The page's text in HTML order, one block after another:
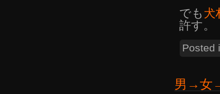
でも 犬
許す。
Posted
男→女